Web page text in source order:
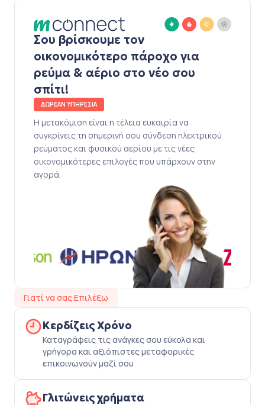
Σου βρίσκουμε τον
οικονομικότερο πάροχο για
ρεύμα & αέριο στο νέο σου
σπίτι!
ΔΩΡΕΑΝ ΥΠΗΡΕΣΙΑ
Η μετακόμιση είναι η τέλεια ευκαιρία να
συγκρίνεις τη σημερινή σου σύνδεση ηλεκτρικού
ρεύματος και φυσικού αερίου με τις νέες
οικονομικότερες επιλογές που υπάρχουν στην
αγορά.
Γιατί να σας Επιλέξω
Κερδίζεις Χρόνο
Καταγράφεις τις ανάγκες σου εύκολα και
γρήγορα και αξιόπιστες μεταφορικές
επικοινωνούν μαζί σου
Γλιτώνεις χρήματα